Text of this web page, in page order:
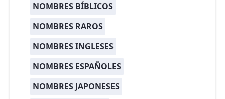
NOMBRES BÍBLICOS
NOMBRES RAROS
NOMBRES INGLESES
NOMBRES ESPAÑOLES
NOMBRES JAPONESES